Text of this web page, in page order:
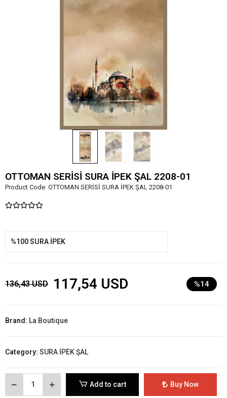
OTTOMAN SERİSİ SURA İPEK ŞAL 2208-01
Product Code: OTTOMAN SERİSİ SURA İPEK ŞAL 2208-01
%100 SURA İPEK
136,43 USD 117,54 USD %14
Brand: La Boutique
Category: SURA İPEK ŞAL
Add to cart Buy Now